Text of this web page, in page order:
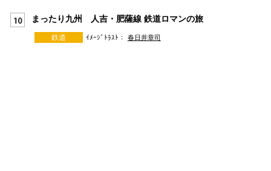
まったり九州 人吉・肥薩線 鉄道ロマンの旅
鉄道 ｲﾒｰｼﾞﾄﾗｽﾄ： 春日井章司